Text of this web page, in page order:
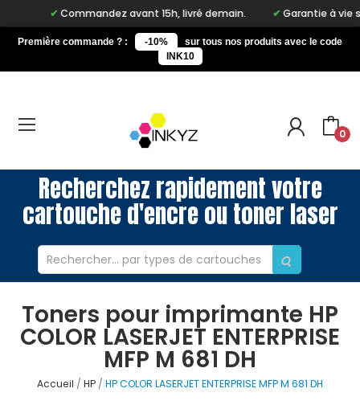
Commandez avant 15h, livré demain. Garantie à vie sur
Première commande ? : -10%
sur tous nos produits avec le code
INK10
0
Recherchez rapidement votre
cartouche d'encre ou toner laser
Toners pour imprimante HP
COLOR LASERJET ENTERPRISE
MFP M 681 DH
Accueil HP HP COLOR LASERJET ENTERPRISE MFP M 681 DH